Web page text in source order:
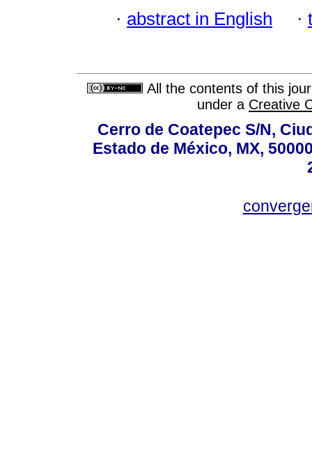
· abstract in English ·
All the contents of this
under a Creative
Cerro de Coatepec S/N,
Estado de México, MX,